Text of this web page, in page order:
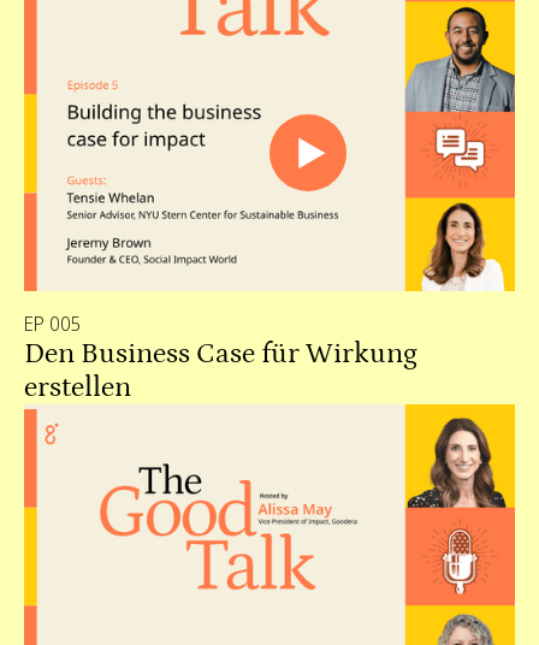
EP 005
Den Business Case für Wirkung
erstellen